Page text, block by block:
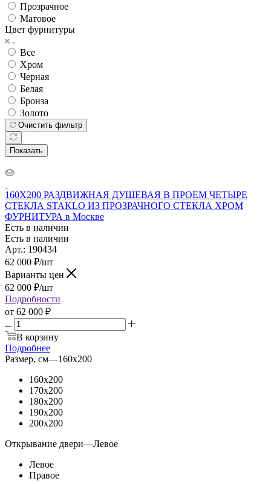
Прозрачное
Матовое
Цвет фурнитуры
Все
Хром
Черная
Белая
Бронза
Золото
Очистить фильтр
Показать
160X200 РАЗДВИЖНАЯ ДУШЕВАЯ В ПРОЕМ ЧЕТЫРЕ
СТЕКЛА STAKLO ИЗ ПРОЗРАЧНОГО СТЕКЛА ХРОМ
ФУРНИТУРА в Москве
Есть в наличии
Есть в наличии
Арт.: 190434
62 000 ₽/шт
Варианты цен
62 000 ₽/шт
Подробности
от 62 000 ₽
В корзину
Подробнее
Размер, см—160x200
160x200
170x200
180x200
190x200
200x200
Открывание двери—Левое
Левое
Правое